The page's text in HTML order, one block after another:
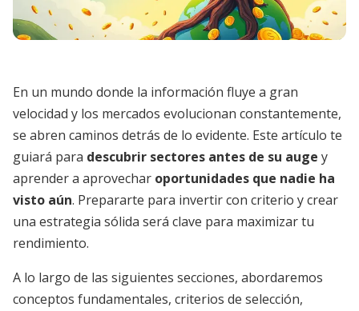
En un mundo donde la información fluye a gran
velocidad y los mercados evolucionan constantemente,
se abren caminos detrás de lo evidente. Este artículo te
guiará para descubrir sectores antes de su auge y
aprender a aprovechar oportunidades que nadie ha
visto aún. Prepararte para invertir con criterio y crear
una estrategia sólida será clave para maximizar tu
rendimiento.
A lo largo de las siguientes secciones, abordaremos
conceptos fundamentales, criterios de selección,